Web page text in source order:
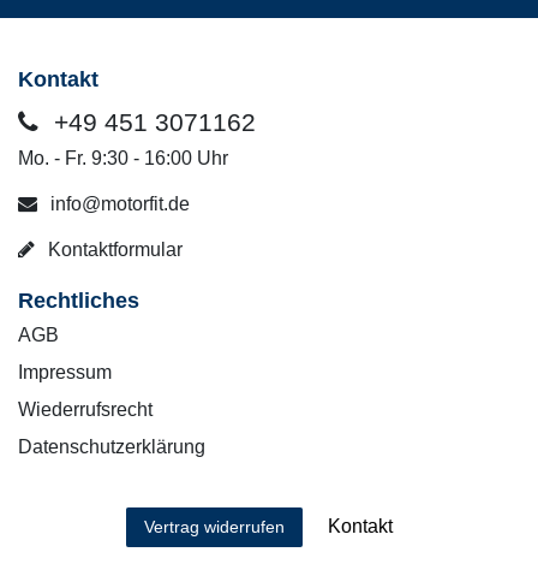
Kontakt
+49 451 3071162
Mo. - Fr. 9:30 - 16:00 Uhr
info@motorfit.de
Kontaktformular
Rechtliches
AGB
Impressum
Wiederrufsrecht
Datenschutzerklärung
Vertrag widerrufen Kontakt